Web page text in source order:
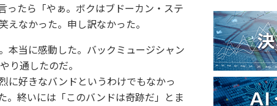
ったら「やぁ。ボクはブドーカン・ステ
なかった。申し訳なかった。
本当に感動した。バックミュージシャン
り通したのだ。
に好きなバンドというわけでもなかっ
。終いには「このバンドは奇跡だ」とま